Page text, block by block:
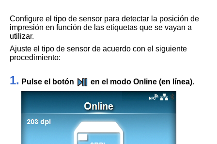
Configure el tipo de sensor para detectar la posición de
impresión en función de las etiquetas que se vayan a
utilizar.
Ajuste el tipo de sensor de acuerdo con el siguiente
procedimiento:
1. Pulse el botón en el modo Online (en línea).